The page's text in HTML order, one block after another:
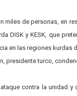
miles de personas, en
DISK y KESK, que
en las regiones kurdas
presidente turco,
contra la unidad